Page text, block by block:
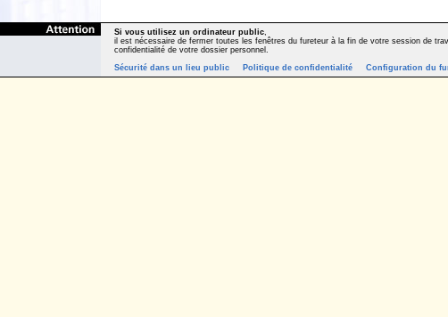
Si vous utilisez un ordinateur public,
il est nécessaire de fermer toutes les fenêtres du fureteur à la fin de votre session de
confidentialité de votre dossier personnel.
Sécurité dans un lieu public
Politique de confidentialité Configuration du